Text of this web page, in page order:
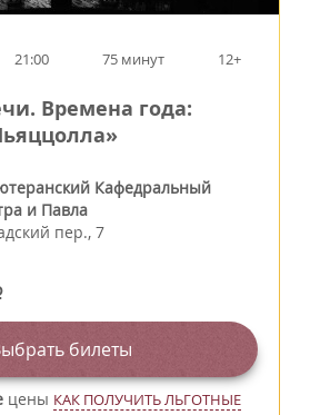
21:00 75 минут 12+
Времена года:
Кафедральный
и Павла
пер., 7
билеты
цены КАК ПОЛУЧИТЬ ЛЬГОТНЫЕ